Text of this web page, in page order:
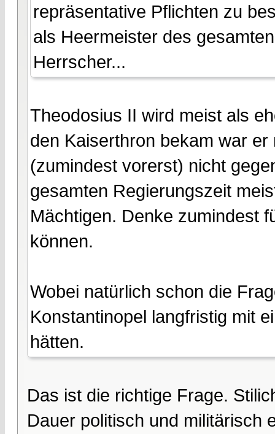
repräsentative Pflichten zu
als Heermeister des
Herrscher...
Theodosius II wird meist als
den Kaiserthron bekam war
(zumindest vorerst) nicht
gesamten Regierungszeit
Mächtigen. Denke zumindest
können.
Wobei natürlich schon die
Konstantinopel langfristig mit
hätten.
Das ist die richtige Frage.
Dauer politisch und militärisch